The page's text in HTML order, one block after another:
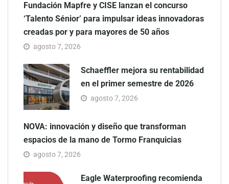
Fundación Mapfre y CISE lanzan el concurso
‘Talento Sénior’ para impulsar ideas innovadoras
creadas por y para mayores de 50 años
agosto 7, 2026
Schaeffler mejora su rentabilidad
en el primer semestre de 2026
agosto 7, 2026
NOVA: innovación y diseño que transforman
espacios de la mano de Tormo Franquicias
agosto 7, 2026
Eagle Waterproofing recomienda